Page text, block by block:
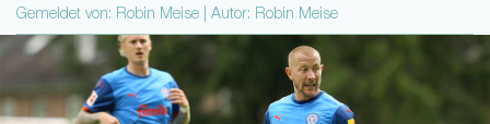
Gemeldet von: Robin Meise | Autor: Robin Meise